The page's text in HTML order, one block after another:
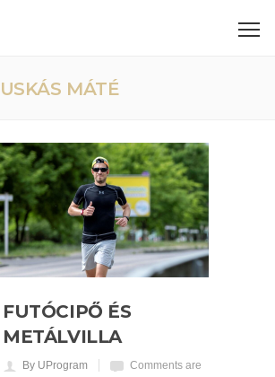
MÁTÉ
FUTÓCIPŐ ÉS
METÁLVILLA
By UProgram
Comments are